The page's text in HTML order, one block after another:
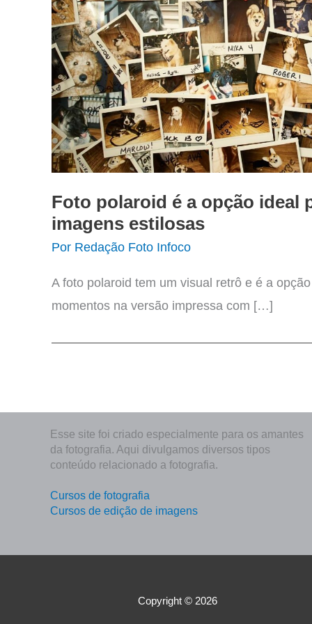
Foto polaroid é a opção ideal
imagens estilosas
Por Redação Foto Infoco
A foto polaroid tem um visual retrô e é a
momentos na versão impressa com […]
Esse site foi criado especialmente para os amantes
da fotografia. Aqui divulgamos diversos tipos
conteúdo relacionado a fotografia.
Cursos de fotografia
Cursos de edição de imagens
Copyright © 2026